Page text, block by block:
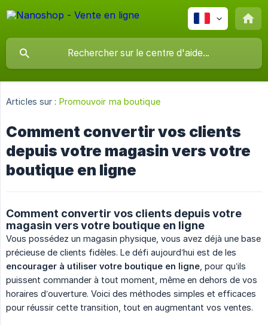
Articles sur : Promouvoir ma boutique
Comment convertir vos clients
depuis votre magasin vers votre
boutique en ligne
Comment convertir vos clients depuis votre
magasin vers votre boutique en ligne
Vous possédez un magasin physique, vous avez déjà une base
précieuse de clients fidèles. Le défi aujourd’hui est de les
encourager à utiliser votre boutique en ligne , pour qu’ils
puissent commander à tout moment, même en dehors de vos
horaires d’ouverture. Voici des méthodes simples et efficaces
pour réussir cette transition, tout en augmentant vos ventes.